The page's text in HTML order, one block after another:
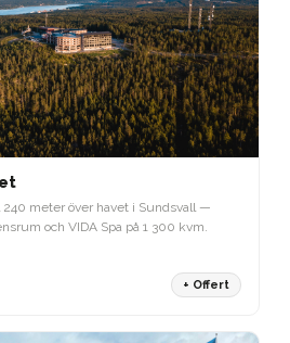
meter över havet i Sundsvall —
och VIDA Spa på 1 300 kvm.
+ Offert